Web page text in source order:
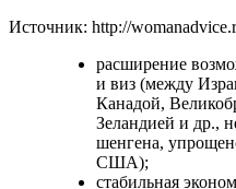
Источник: http://
расширение
и виз (между
Канадой,
Зеландией и др.,
шенгена,
США);
стабильная